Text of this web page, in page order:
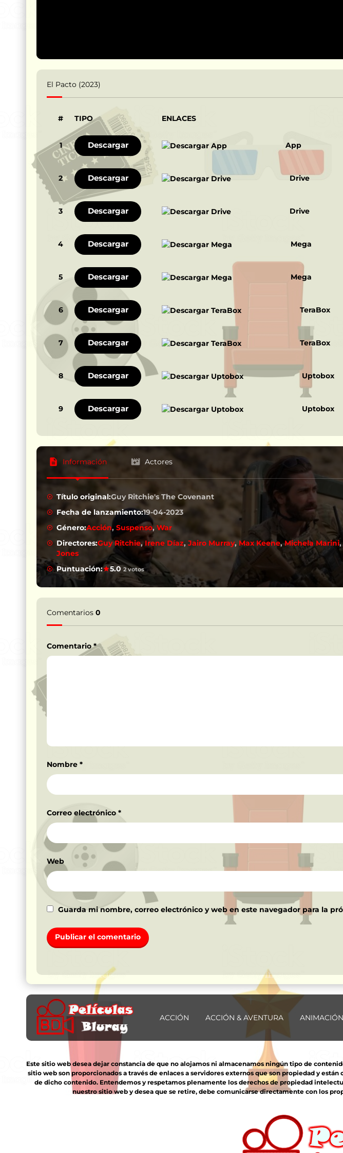
El Pacto (2023)
# TIPO ENLACES
1 Descargar App
2 Descargar Drive
3 Descargar Drive
4 Descargar Mega
5 Descargar Mega
6 Descargar TeraBox
7 Descargar TeraBox
8 Descargar Uptobox
9 Descargar Uptobox
Información Actores
Título original:Guy Ritchie's The Covenant
Fecha de lanzamiento:19-04-2023
Género:Acción,Suspenso,War
Directores:Guy Ritchie, Irene Díaz,Jairo Murray, Max Keene,Michela Marini
Jones
Puntuación:
5.0 2 votos
Comentarios 0
Comentario*
Nombre *
Correo electrónico *
Web
Guarda mi nombre, correo electrónico y web en este navegador para la
ACCIÓN ACCIÓN & AVENTURA ANIMACIÓN
Este sitio web desea dejar constancia de que no alojamos ni almacenamos ningún tipo de
sitio web son proporcionados a través de enlaces a servidores externos que son propiedad y
de dicho contenido. Entendemos y respetamos plenamente los derechos de propiedad
nuestro sitio web y desea que se retire, debe comunicarse directamente con los